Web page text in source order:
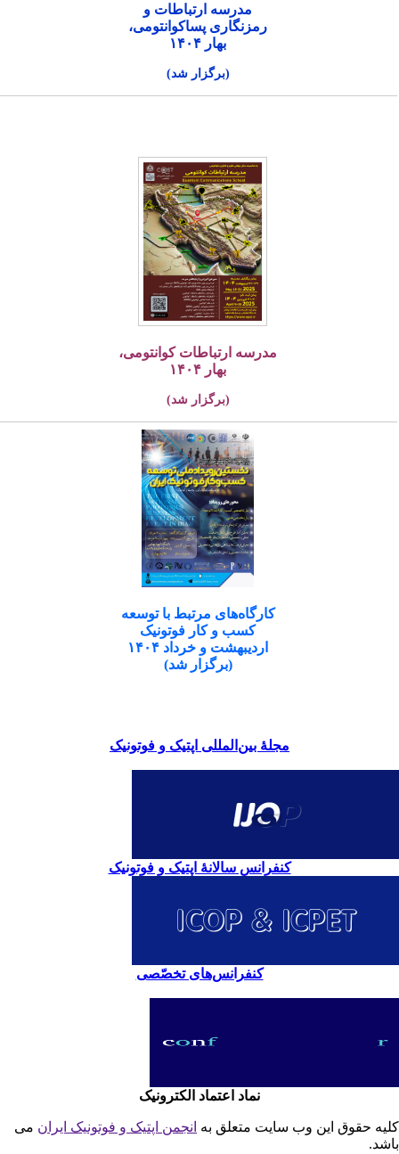
مدرسه ارتباطات و
رمزنگاری پساکوانتومی،
بهار ۱۴۰۴
(برگزار شد)
مدرسه ارتباطات کوانتومی،
بهار ۱۴۰۴
(برگزار شد)
کارگاه‌های مرتبط با توسعه
کسب و کار فوتونیک
اردیبهشت و خرداد ۱۴۰۴
(برگزار شد)
مجلۀ بین‌المللی اپتیک و فوتونیک
کنفرانس سالانۀ اپتیک و فوتونیک
کنفرانس‌های تخصّصی
نماد اعتماد الکترونیک
حقوق این وب سایت متعلق بهانجمن اپتیک و فوتونیک ایران می